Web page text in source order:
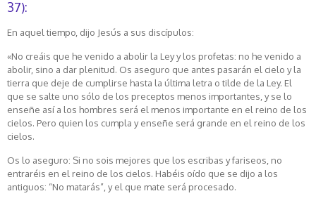
37):
En aquel tiempo, dijo Jesús a sus discípulos:
«No creáis que he venido a abolir la Ley y los profetas: no he venido a
abolir, sino a dar plenitud. Os aseguro que antes pasarán el cielo y la
tierra que deje de cumplirse hasta la última letra o tilde de la Ley. El
que se salte uno sólo de los preceptos menos importantes, y se lo
enseñe así a los hombres será el menos importante en el reino de los
cielos. Pero quien los cumpla y enseñe será grande en el reino de los
cielos.
Os lo aseguro: Si no sois mejores que los escribas y fariseos, no
entraréis en el reino de los cielos. Habéis oído que se dijo a los
antiguos: “No matarás”, y el que mate será procesado.